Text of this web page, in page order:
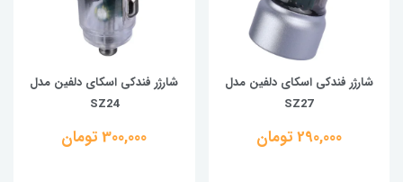
شارژر فندکی اسکای دلفین مدل
SZ27
290,000 تومان
شارژر فندکی اسکای دلفین مدل
SZ24
300,000 تومان